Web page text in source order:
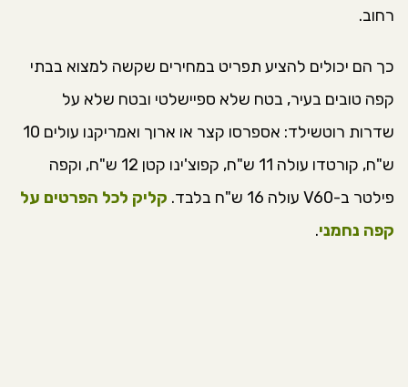
רחוב.
כך הם יכולים להציע תפריט במחירים שקשה למצוא בבתי
קפה טובים בעיר, בטח שלא ספיישלטי ובטח שלא על
שדרות רוטשילד: אספרסו קצר או ארוך ואמריקנו עולים 10
ש"ח, קורטדו עולה 11 ש"ח, קפוצ'ינו קטן 12 ש"ח, וקפה
פילטר ב-V60 עולה 16 ש"ח בלבד.
קליק לכל הפרטים על
קפה נחמני.